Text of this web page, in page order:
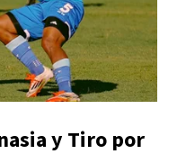
y Tiro por